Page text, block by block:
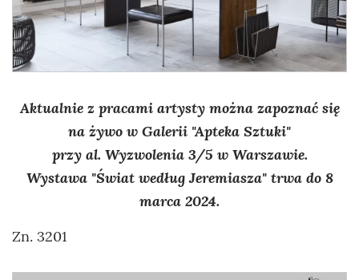
Aktualnie z pracami artysty można zapoznać się
na żywo w Galerii "Apteka Sztuki"
przy al. Wyzwolenia 3/5 w Warszawie.
Wystawa "Świat według Jeremiasza" trwa do 8
marca 2024.
Zn. 3201